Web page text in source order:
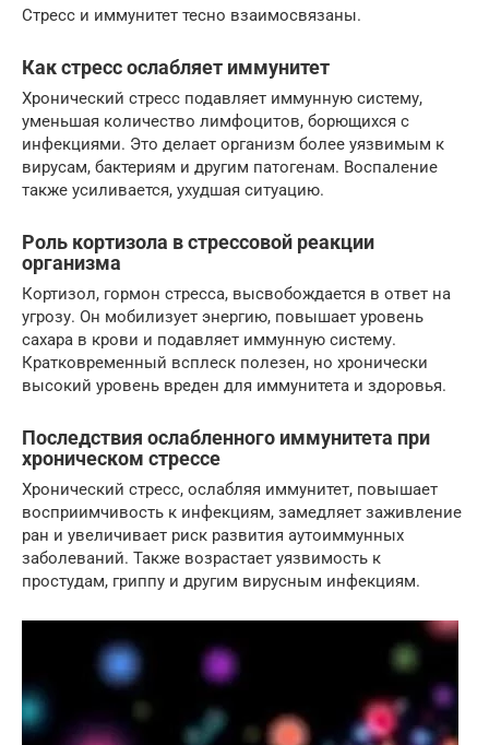
Стресс и иммунитет тесно взаимосвязаны.
Как стресс ослабляет иммунитет
Хронический стресс подавляет иммунную систему,
уменьшая количество лимфоцитов, борющихся с
инфекциями. Это делает организм более уязвимым к
вирусам, бактериям и другим патогенам. Воспаление
также усиливается, ухудшая ситуацию.
Роль кортизола в стрессовой реакции
организма
Кортизол, гормон стресса, высвобождается в ответ на
угрозу. Он мобилизует энергию, повышает уровень
сахара в крови и подавляет иммунную систему.
Кратковременный всплеск полезен, но хронически
высокий уровень вреден для иммунитета и здоровья.
Последствия ослабленного иммунитета при
хроническом стрессе
Хронический стресс, ослабляя иммунитет, повышает
восприимчивость к инфекциям, замедляет заживление
ран и увеличивает риск развития аутоиммунных
заболеваний. Также возрастает уязвимость к
простудам, гриппу и другим вирусным инфекциям.